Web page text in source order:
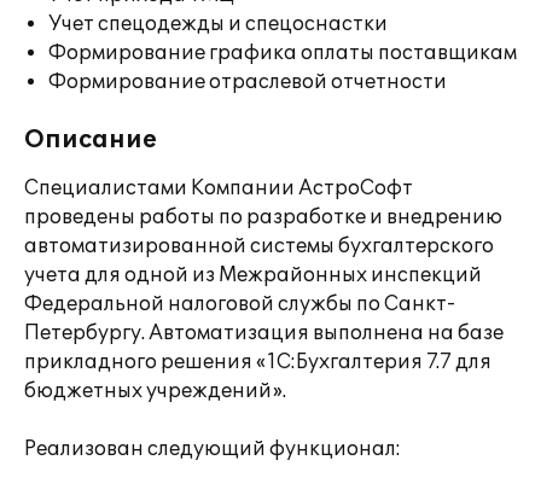
Учет спецодежды и спецоснастки
Формирование графика оплаты поставщикам
Формирование отраслевой отчетности
Описание
Специалистами Компании АстроСофт
проведены работы по разработке и внедрению
автоматизированной системы бухгалтерского
учета для одной из Межрайонных инспекций
Федеральной налоговой службы по Санкт-
Петербургу. Автоматизация выполнена на базе
прикладного решения «1С:Бухгалтерия 7.7 для
бюджетных учреждений».
Реализован следующий функционал: